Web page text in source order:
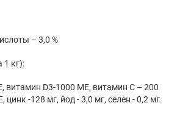
– 3,0 %
1 кг):
витамин D3-1000 МЕ, витамин С – 200
цинк -128 мг, йод - 3,0 мг, селен - 0,2 мг.